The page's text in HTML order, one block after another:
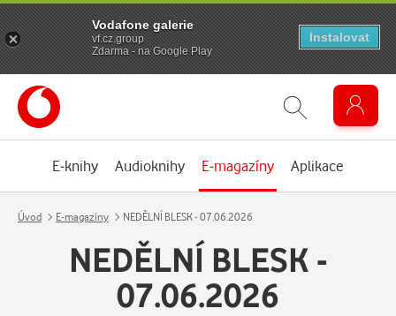
E-knihy Audioknihy E-magazíny Aplikace
Úvod E-magazíny NEDĚLNÍ BLESK - 07.06.2026
NEDĚLNÍ BLESK -
07.06.2026
Vodafone galerie
vf.cz.group
Zdarma - na Google Play
Instalovat